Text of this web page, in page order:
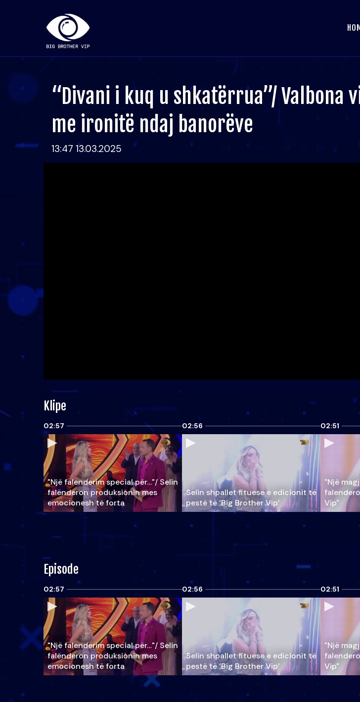
“Divani i kuq u shkatërrua”/ Valbona
me ironitë ndaj banorëve
13:47 13.03.2025
Klipe
02:57
"Një falenderim special për…"/ Selin
falënderon produksionin mes
emocionesh të forta
02:56
Selin shpallet fituese e edicionit të
pestë të ‘Big Brother Vip’
02:51
"Një
Vip"
Episode
02:57
"Një falenderim special për…"/ Selin
falënderon produksionin mes
emocionesh të forta
02:56
Selin shpallet fituese e edicionit të
pestë të ‘Big Brother Vip’
02:51
"Një
Vip"